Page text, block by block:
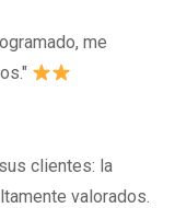
me
clientes: la
valorados.